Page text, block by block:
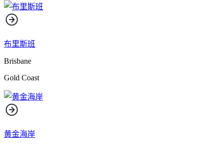
布里斯班
Brisbane
Gold Coast
黄金海岸